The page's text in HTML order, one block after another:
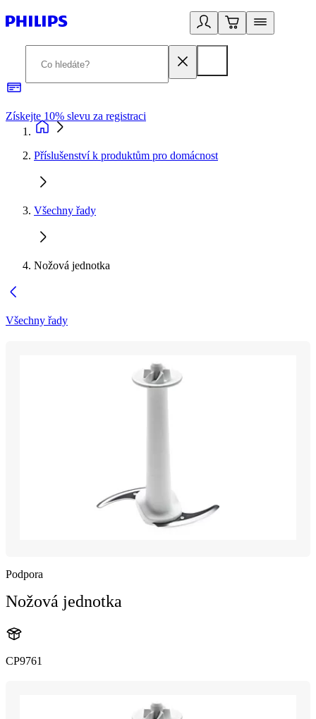
Získejte 10% slevu za registraci
Příslušenství k produktům pro domácnost
Všechny řady
Nožová jednotka
Všechny řady
Podpora
Nožová jednotka
CP9761